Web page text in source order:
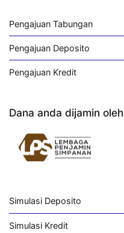
Pengajuan Tabungan
Pengajuan Deposito
Pengajuan Kredit
Dana anda dijamin oleh
Simulasi Deposito
Simulasi Kredit